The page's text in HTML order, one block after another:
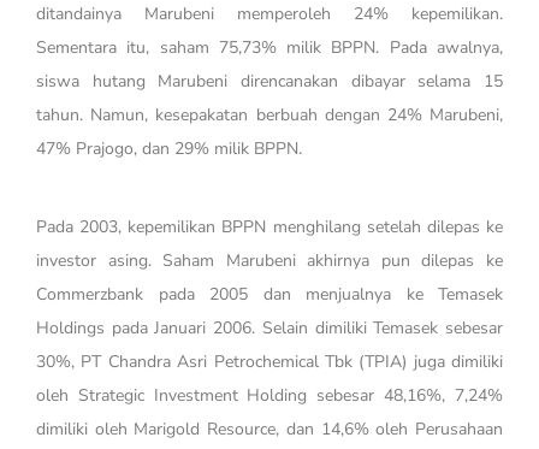
ditandainya Marubeni memperoleh 24% kepemilikan.
Sementara itu, saham 75,73% milik BPPN. Pada awalnya,
siswa hutang Marubeni direncanakan dibayar selama 15
tahun. Namun, kesepakatan berbuah dengan 24% Marubeni,
47% Prajogo, dan 29% milik BPPN.
Pada 2003, kepemilikan BPPN menghilang setelah dilepas ke
investor asing. Saham Marubeni akhirnya pun dilepas ke
Commerzbank pada 2005 dan menjualnya ke Temasek
Holdings pada Januari 2006. Selain dimiliki Temasek sebesar
30%, PT Chandra Asri Petrochemical Tbk (TPIA) juga dimiliki
oleh Strategic Investment Holding sebesar 48,16%, 7,24%
dimiliki oleh Marigold Resource, dan 14,6% oleh Perusahaan